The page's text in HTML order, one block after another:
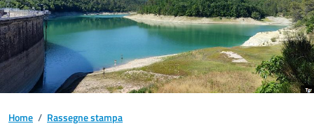
Home / Rassegne stampa